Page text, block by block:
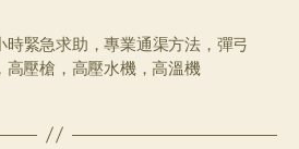
緊急求助，專業通渠方法，彈弓
高壓槍，高壓水機，高溫機